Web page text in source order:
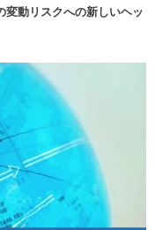
動リスクへの新しいヘッ